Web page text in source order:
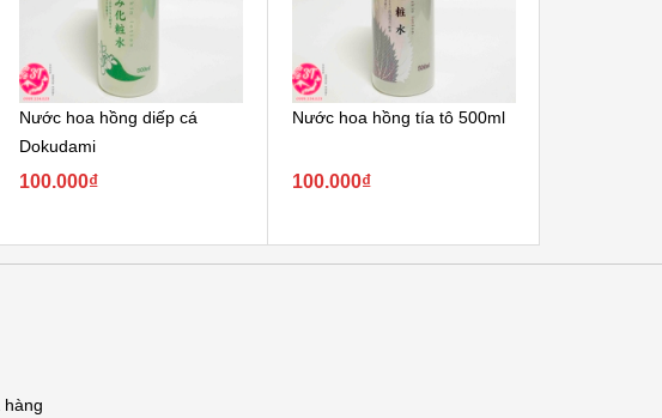
Nước hoa hồng diếp cá
Dokudami
100.000₫
Nước hoa hồng tía tô 500ml
100.000₫
hàng